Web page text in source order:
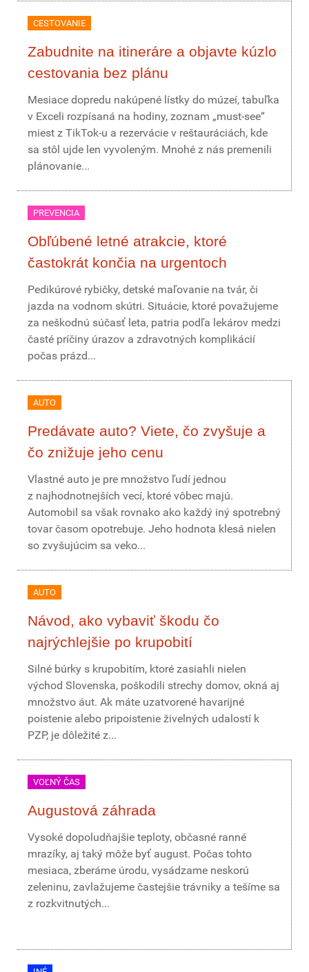
CESTOVANIE
Zabudnite na itineráre a objavte kúzlo
cestovania bez plánu
Mesiace dopredu nakúpené lístky do múzeí, tabuľka
v Exceli rozpísaná na hodiny, zoznam „must-see“
miest z TikTok-u a rezervácie v reštauráciách, kde
sa stôl ujde len vyvoleným. Mnohé z nás premenili
plánovanie...
PREVENCIA
Obľúbené letné atrakcie, ktoré
častokrát končia na urgentoch
Pedikúrové rybičky, detské maľovanie na tvár, či
jazda na vodnom skútri. Situácie, ktoré považujeme
za neškodnú súčasť leta, patria podľa lekárov medzi
časté príčiny úrazov a zdravotných komplikácií
počas prázd...
AUTO
Predávate auto? Viete, čo zvyšuje a
čo znižuje jeho cenu
Vlastné auto je pre množstvo ľudí jednou
z najhodnotnejších vecí, ktoré vôbec majú.
Automobil sa však rovnako ako každý iný spotrebný
tovar časom opotrebuje. Jeho hodnota klesá nielen
so zvyšujúcim sa veko...
AUTO
Návod, ako vybaviť škodu čo
najrýchlejšie po krupobití
Silné búrky s krupobitím, ktoré zasiahli nielen
východ Slovenska, poškodili strechy domov, okná aj
množstvo áut. Ak máte uzatvorené havarijné
poistenie alebo pripoistenie živelných udalostí k
PZP, je dôležité z...
VOĽNÝ ČAS
Augustová záhrada
Vysoké dopoludňajšie teploty, občasné ranné
mrazíky, aj taký môže byť august. Počas tohto
mesiaca, zberáme úrodu, vysádzame neskorú
zeleninu, zavlažujeme častejšie trávniky a tešíme sa
z rozkvitnutých...